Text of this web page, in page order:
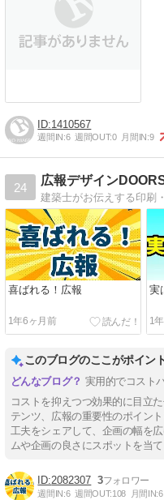
1410567
週間IN:6 週間OUT:0 月間IN:9
24
広報デザイン
喜ばれる！広報
1年6ヶ月前
実
1
このブログのここがポイン
実用的でコスト
コストを抑えつつ効果的に目立
テンツ、広報の重要性のポイン
工夫をシェアして、企画の幅を
ムや企画の良さにスポットを当
2082307 3
週間IN:6 週間OUT:108 月間IN:6